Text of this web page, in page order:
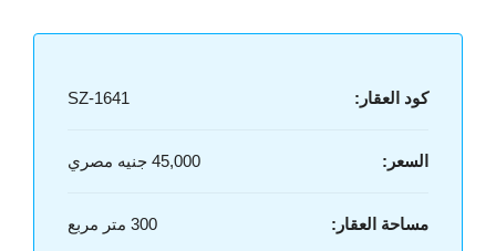
كود العقار: SZ-1641
السعر: 45,000 جنيه مصري
مساحة العقار: 300 متر مربع